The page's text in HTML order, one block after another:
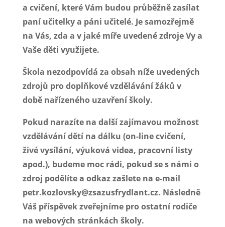
a cvičení, které Vám budou průběžně zasílat
paní učitelky a páni učitelé. Je samozřejmě
na Vás, zda a v jaké míře uvedené zdroje Vy a
Vaše děti využijete.
Škola nezodpovídá za obsah níže uvedených
zdrojů pro doplňkové vzdělávání žáků v
době nařízeného uzavření školy.
Pokud narazíte na další zajímavou možnost
vzdělávání dětí na dálku (on-line cvičení,
živé vysílání, výuková videa, pracovní listy
apod.), budeme moc rádi, pokud se s námi o
zdroj podělíte a odkaz zašlete na e-mail
petr.kozlovsky@zsazusfrydlant.cz. Následně
Váš příspěvek zveřejníme pro ostatní rodiče
na webových stránkách školy.